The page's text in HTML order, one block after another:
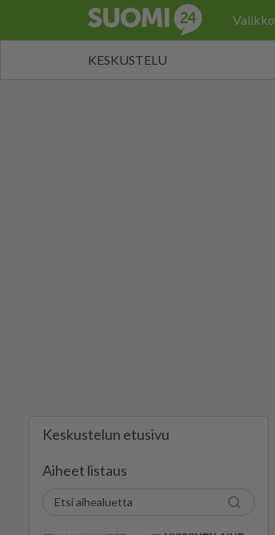
Valikko
KESKUSTELU
Keskustelun etusivu
Aiheet listaus